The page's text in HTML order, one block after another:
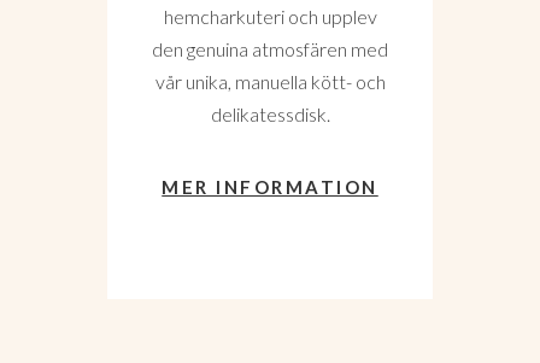
hemcharkuteri och upplev
den genuina atmosfären med
vår unika, manuella kött- och
delikatessdisk.
MER INFORMATION